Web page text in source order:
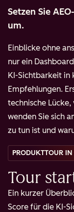
Setzen Sie
um.
Einblicke ohne
nur ein
KI-Sichtbarkeit in
Empfehlungen.
technische
wenden Sie sich
zu tun ist und
PRODUKTTOUR
Tour
Ein kurzer
Score für die KI-